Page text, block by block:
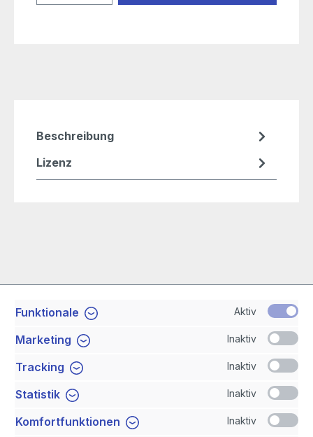
Beschreibung
Lizenz
Service-Hotline
Shop Service
Newsletter
Funktionale Aktiv
Marketing Inaktiv
Tracking Inaktiv
Statistik Inaktiv
Komfortfunktionen Inaktiv